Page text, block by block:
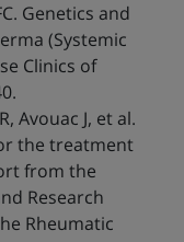
Genetics and
(Systemic
Clinics of
Avouac J, et al.
the treatment
from the
Research
Rheumatic